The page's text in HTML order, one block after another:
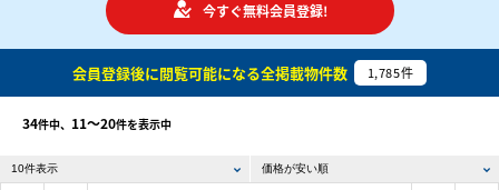
今すぐ無料会員登録!
会員登録後に閲覧可能になる全掲載物件数 1,785件
34件中、 11〜20件を表示中